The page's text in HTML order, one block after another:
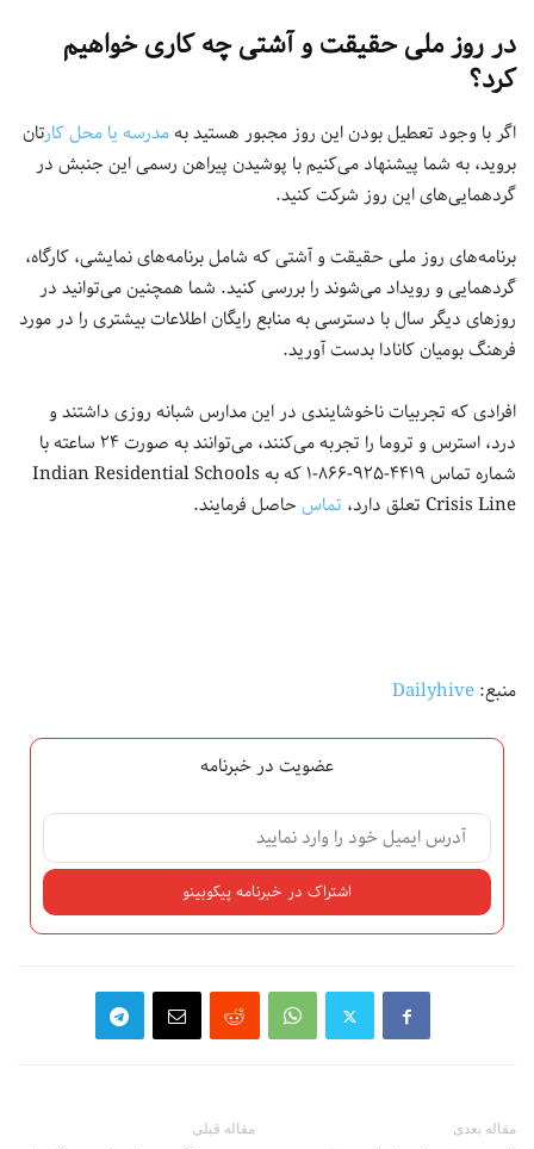
در روز ملی حقیقت و آشتی چه کاری خواهیم
کرد؟
اگر با وجود تعطیل بودن این روز مجبور هستید بهمدرسه یا محل کارتان
بروید، به شما پیشنهاد می‌کنیم با پوشیدن پیراهن رسمی این جنبش در
گردهمایی‌های این روز شرکت کنید.
برنامه‌های روز ملی حقیقت و آشتی که شامل برنامه‌های نمایشی، کارگاه،
گردهمایی و رویداد می‌شوند را بررسی کنید. شما همچنین می‌توانید در
روزهای دیگر سال با دسترسی به منابع رایگان اطلاعات بیشتری را در مورد
فرهنگ بومیان کانادا بدست آورید.
افرادی که تجربیات ناخوشایندی در این مدارس شبانه روزی داشتند و
درد، استرس و تروما را تجربه می‌کنند، می‌توانند به صورت ۲۴ ساعته با
شماره‌ تماس ۴۴۱۹-۹۲۵-۸۶۶-۱ که به Indian Residential Schools
Crisis Line تعلق دارد،
تماسحاصل فرمایند.
منبع:Dailyhive
عضویت در خبرنامه
مقاله قبلی مقاله بعدی